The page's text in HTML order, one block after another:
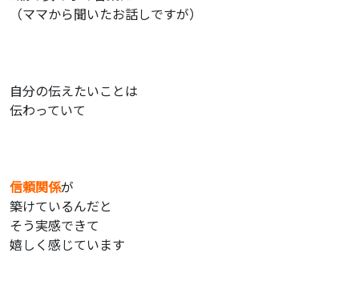
（ママから聞いたお話しですが）
自分の伝えたいことは
伝わっていて
信頼関係が
築けているんだと
そう実感できて
嬉しく感じています